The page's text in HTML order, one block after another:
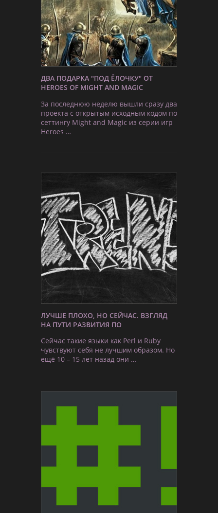
ДВА ПОДАРКА "ПОД ЁЛОЧКУ" ОТ
HEROES OF MIGHT AND MAGIC
За последнюю неделю вышли сразу два
проекта с открытым исходным кодом по
сеттингу Might and Magic из серии игр
Heroes …
ЛУЧШЕ ПЛОХО, НО СЕЙЧАС. ВЗГЛЯД
НА ПУТИ РАЗВИТИЯ ПО
Сейчас такие языки как Perl и Ruby
чувствуют себя не лучшим образом. Но
ещё 10 – 15 лет назад они …